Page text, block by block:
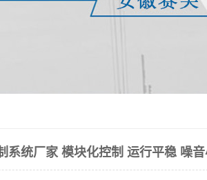
系统厂家 模块化控制 运行平稳 噪